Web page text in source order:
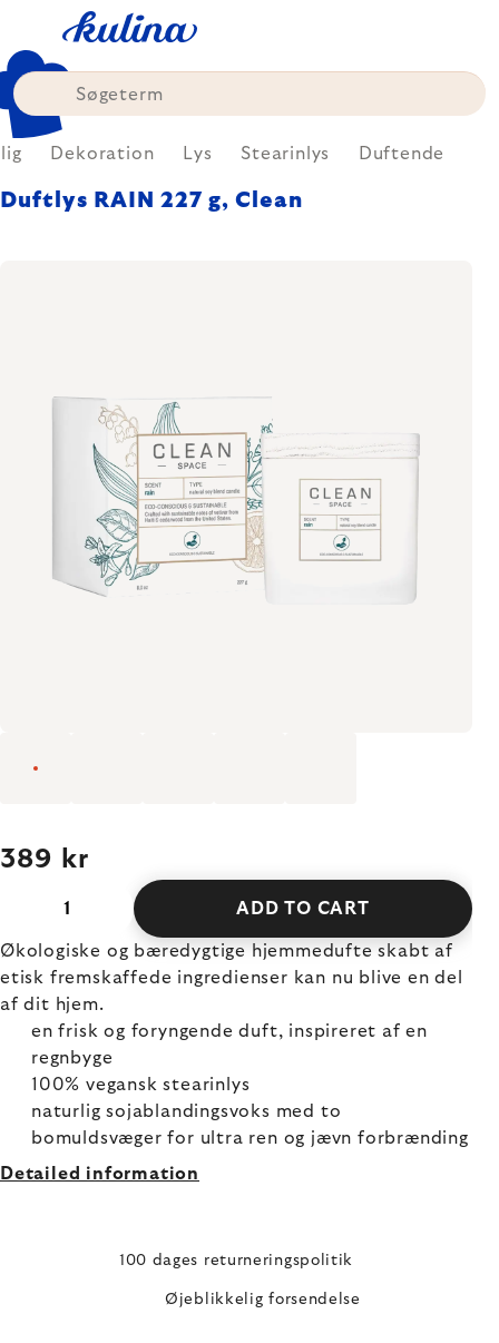
content
Dekoration Lys Stearinlys Duftende
Duftlys RAIN 227 g, Clean
389 kr
ADD TO CART
Økologiske og bæredygtige hjemmedufte skabt af
etisk fremskaffede ingredienser kan nu blive en del
af dit hjem.
en frisk og foryngende duft, inspireret af en
regnbyge
100% vegansk stearinlys
naturlig sojablandingsvoks med to
bomuldsvæger for ultra ren og jævn forbrænding
Detailed information
100 dages returneringspolitik
Øjeblikkelig forsendelse